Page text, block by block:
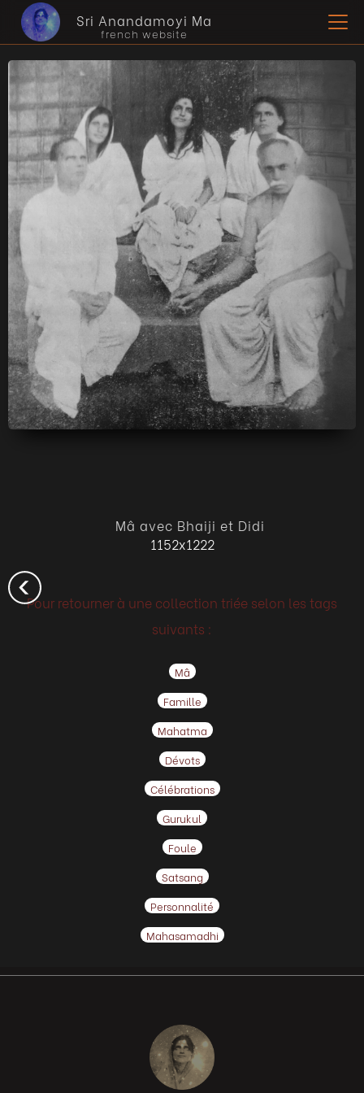
Sri Anandamoyi Ma
french website
Mâ avec Bhaiji et Didi
1152x1222
Pour retourner à une collection triée selon les tags
suivants :
Mâ
Famille
Mahatma
Dévots
Célébrations
Gurukul
Foule
Satsang
Personnalité
Mahasamadhi